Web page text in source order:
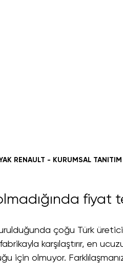
RENAULT - KURUMSAL
fiyat
çoğu Türk üretici
karşılaştırır, en
için olmuyor.